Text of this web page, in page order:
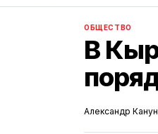
ОБЩЕСТВО
В
Александр